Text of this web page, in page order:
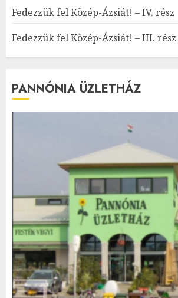
Fedezzük fel Közép-Ázsiát! – IV. rész
Fedezzük fel Közép-Ázsiát! – III. rész
PANNÓNIA ÜZLETHÁZ